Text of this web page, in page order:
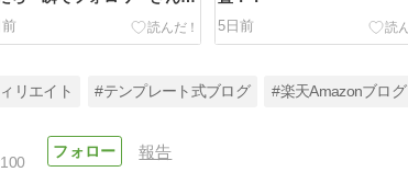
5日前
リエイト #テンプレート式ブログ #楽天Amazonブログ
100
報告